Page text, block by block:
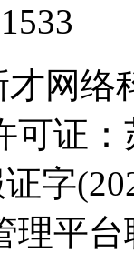
网络
可证
字
理平